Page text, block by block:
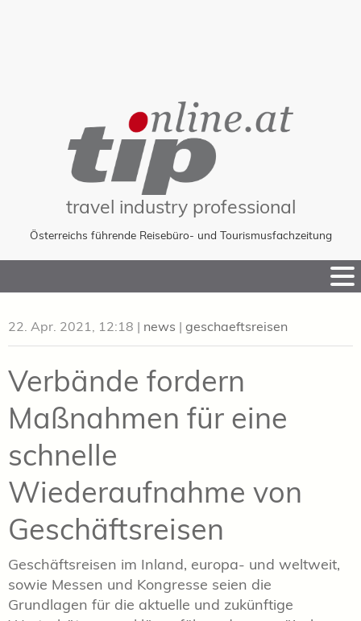
travel industry professional
Österreichs führende Reisebüro- und Tourismusfachzeitung
to
22. Apr. 2021, 12:18 | news | geschaeftsreisen
Verbände fordern
Maßnahmen für eine
schnelle
Wiederaufnahme von
Geschäftsreisen
Geschäftsreisen im Inland, europa- und weltweit,
sowie Messen und Kongresse seien die
Grundlagen für die aktuelle und zukünftige